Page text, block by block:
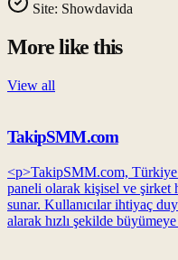
Site: Showdavida
More like this
View all
TakipSMM.com
<p>TakipSMM.com,
paneli olarak kişisel ve şirket
sunar. Kullanıcılar ihtiyaç
alarak hızlı şekilde